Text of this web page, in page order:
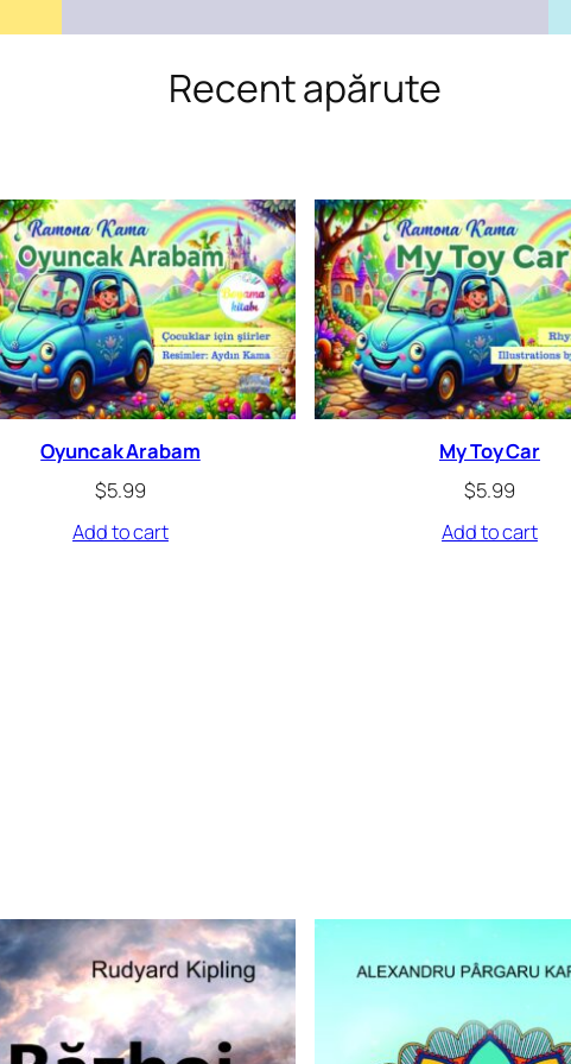
Recent apărute
Oyuncak Arabam
$5.99
Add to cart
My Toy Car
$5.99
Add to cart